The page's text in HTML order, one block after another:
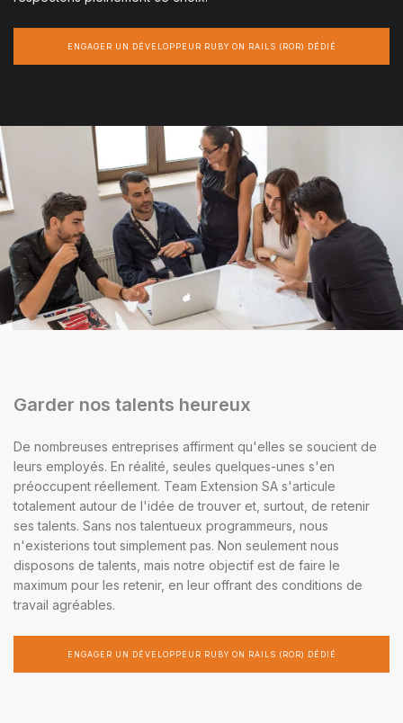
ENGAGER UN DÉVELOPPEUR RUBY ON RAILS (ROR) DÉDIÉ
Garder nos talents heureux
De nombreuses entreprises affirment qu'elles se soucient de
leurs employés. En réalité, seules quelques-unes s'en
préoccupent réellement. Team Extension SA s'articule
totalement autour de l'idée de trouver et, surtout, de retenir
ses talents. Sans nos talentueux programmeurs, nous
n'existerions tout simplement pas. Non seulement nous
disposons de talents, mais notre objectif est de faire le
maximum pour les retenir, en leur offrant des conditions de
travail agréables.
ENGAGER UN DÉVELOPPEUR RUBY ON RAILS (ROR) DÉDIÉ